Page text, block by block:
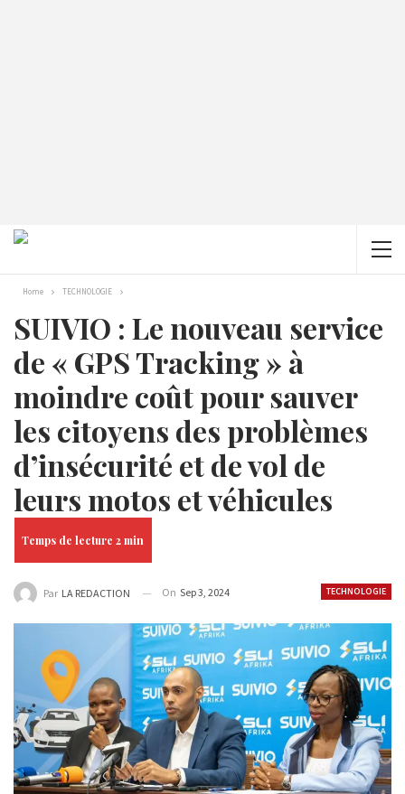
Home TECHNOLOGIE
SUIVIO : Le nouveau service
de « GPS Tracking » à
moindre coût pour sauver
les citoyens des problèmes
d’insécurité et de vol de
leurs motos et véhicules
TECHNOLOGIE
Par LA REDACTION On Sep 3, 2024